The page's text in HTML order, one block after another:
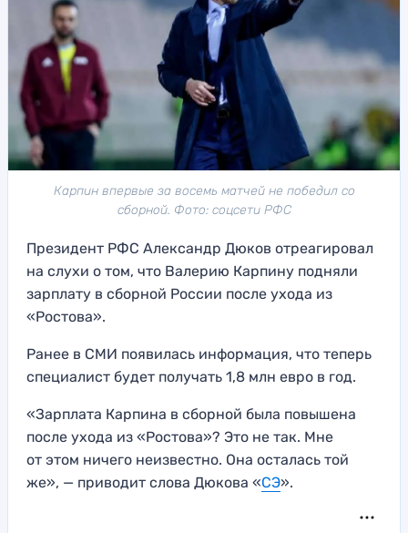
Карпин впервые за восемь матчей не победил со
сборной. Фото: соцсети РФС
Президент РФС Александр Дюков отреагировал
на слухи о том, что Валерию Карпину подняли
зарплату в сборной России после ухода из
«Ростова».
Ранее в СМИ появилась информация, что теперь
специалист будет получать 1,8 млн евро в год.
«Зарплата Карпина в сборной была повышена
после ухода из «Ростова»? Это не так. Мне
от этом ничего неизвестно. Она осталась той
же», — приводит слова Дюкова «СЭ».